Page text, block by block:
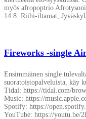
myös afropoptrio
14.8. Riihi-iltamat,
Fireworks -single
Ensimmäinen single
suoratoistopalveluista, käy
Tidal: https://tidal.com/
Music: https://
Spotify: https://
YouTube: https://youtu.be/